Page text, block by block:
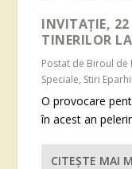
INVITAȚIE, 22
TINERILOR
Postat de Biroul de
Speciale, Stiri
O provocare
în acest an
CITEŞTE MAI